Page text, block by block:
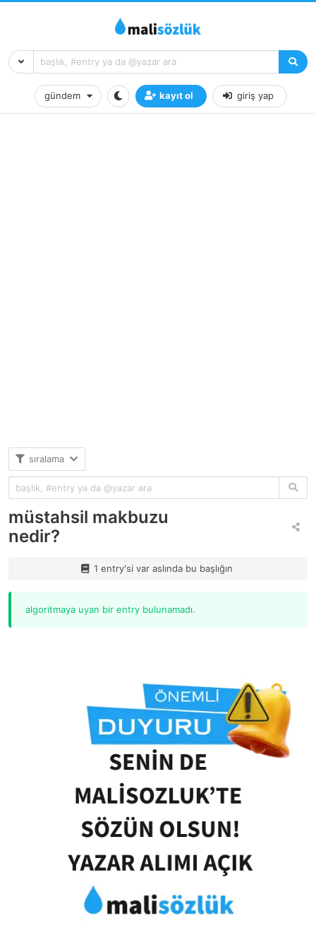
gündem kayıt ol giriş yap
sıralama
müstahsil makbuzu
nedir?
1 entry'si var aslında bu başlığın
algoritmaya uyan bir entry bulunamadı.